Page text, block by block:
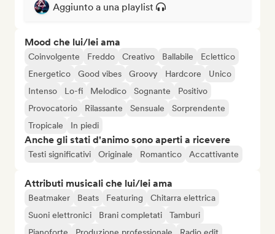
Aggiunto a una playlist
Mood che lui/lei ama
Coinvolgente Freddo Creativo Ballabile
Eclettico
Energetico
Good vibes Groovy Hardcore
Unico
Intenso
Lo-fi Melodico Sognante
Positivo
Provocatorio
Rilassante Sensuale
Sorprendente
Tropicale
In piedi
Anche gli stati d'animo sono aperti a ricevere
Testi significativi Originale Romantico Accattivante
Attributi musicali che lui/lei ama
Beatmaker Beats Featuring
Chitarra elettrica
Suoni elettronici
Brani completati
Tamburi